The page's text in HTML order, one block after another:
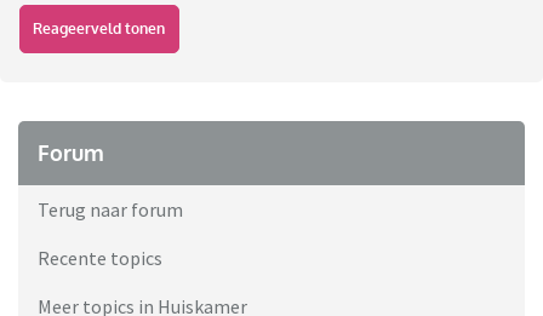
Reageerveld tonen
Forum
Terug naar forum
Recente topics
Meer topics in Huiskamer